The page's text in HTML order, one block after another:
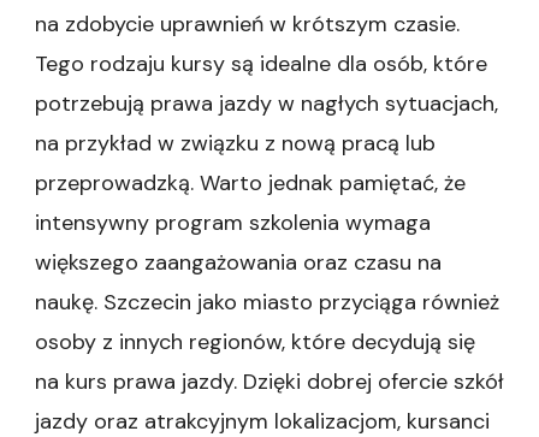
na zdobycie uprawnień w krótszym czasie.
Tego rodzaju kursy są idealne dla osób, które
potrzebują prawa jazdy w nagłych sytuacjach,
na przykład w związku z nową pracą lub
przeprowadzką. Warto jednak pamiętać, że
intensywny program szkolenia wymaga
większego zaangażowania oraz czasu na
naukę. Szczecin jako miasto przyciąga również
osoby z innych regionów, które decydują się
na kurs prawa jazdy. Dzięki dobrej ofercie szkół
jazdy oraz atrakcyjnym lokalizacjom, kursanci